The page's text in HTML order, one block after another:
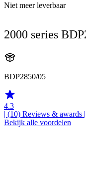
Niet meer leverbaar
2000 series
BDP2850/05
4.3
| (10) Reviews & awards
Bekijk alle voordelen